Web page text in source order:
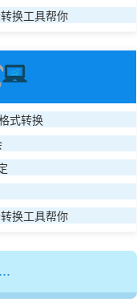
换工具帮你
式转换
换工具帮你